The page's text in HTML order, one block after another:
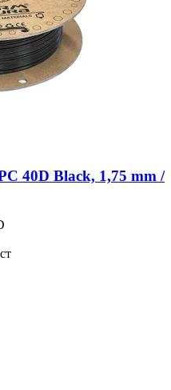
40D Black, 1,75 mm /